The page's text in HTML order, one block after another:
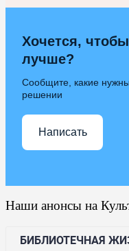
Хочется,
лучше?
Сообщите, какие
решении
Написать
Наши анонсы на